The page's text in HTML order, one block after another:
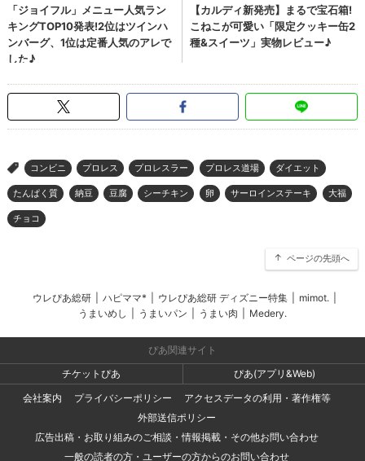
> コンビニ プロレス プロレスラー プロレス道場 ダイエット
たんぱく質 納豆 豆腐 シーチキン 卵 サーロインステーキ 大福
チョコ
ページの先頭へ
ウレぴあ総研 ハピママ* ウレぴあ総研 ディズニー特集 mimot.
うまいめし
うまいパン うまい肉 Medery.
ぴあ関連サイト
チケットぴあ
ぴあ(アプリ&Web)
会社案内
プライバシーポリシー
アクセスデータの利用・著作権等
外部送信ポリシー
広告出稿・お取り組みのご相談・情報掲載・その他お問い合わせ
一般の読者の方・ユーザーの方からのお問い合わせ